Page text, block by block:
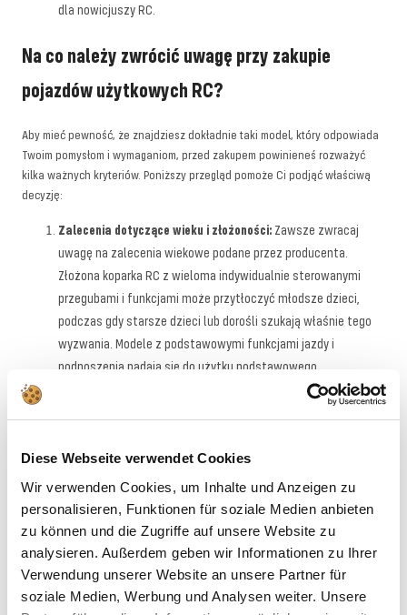
Diese Webseite verwendet Cookies
Wir verwenden Cookies, um Inhalte und Anzeigen zu
personalisieren, Funktionen für soziale Medien anbieten
zu können und die Zugriffe auf unsere Website zu
analysieren. Außerdem geben wir Informationen zu Ihrer
Verwendung unserer Website an unsere Partner für
soziale Medien, Werbung und Analysen weiter. Unsere
dla nowicjuszy RC.
Na co należy zwrócić uwagę przy zakupie
pojazdów użytkowych RC?
Aby mieć pewność, że znajdziesz dokładnie taki model, który odpowiada
Twoim pomysłom i wymaganiom, przed zakupem powinieneś rozważyć
kilka ważnych kryteriów. Poniższy przegląd pomoże Ci podjąć właściwą
decyzję:
Zalecenia dotyczące wieku i złożoności: Zawsze zwracaj
uwagę na zalecenia wiekowe podane przez producenta.
Złożona koparka RC z wieloma indywidualnie sterowanymi
przegubami i funkcjami może przytłoczyć młodsze dzieci,
podczas gdy starsze dzieci lub dorośli szukają właśnie tego
wyzwania. Modele z podstawowymi funkcjami jazdy i
podnoszenia nadają się do użytku podstawowego.
Zastanów się, jakie czynności
chcesz wykonywać przy pomocy pojazdu. Czy model powinien
funkcjonalne łyżki, uchylne powierzchnie załadunkowe,
obrotowe kabiny i zaczepiane przyczepy? Im więcej funkcji
oferuje dany model, tym zazwyczaj dłuższa będzie zabawa.
Technologia akumulatorów i zasilanie: Dowiedz się o rodzaju
źródła energii. Wiele nowoczesnych pojazdów Revell Control
jest wyposażonych w mocne akumulatory litowo-jonowe,
które można wygodnie ładować za pomocą dołączonego kabla